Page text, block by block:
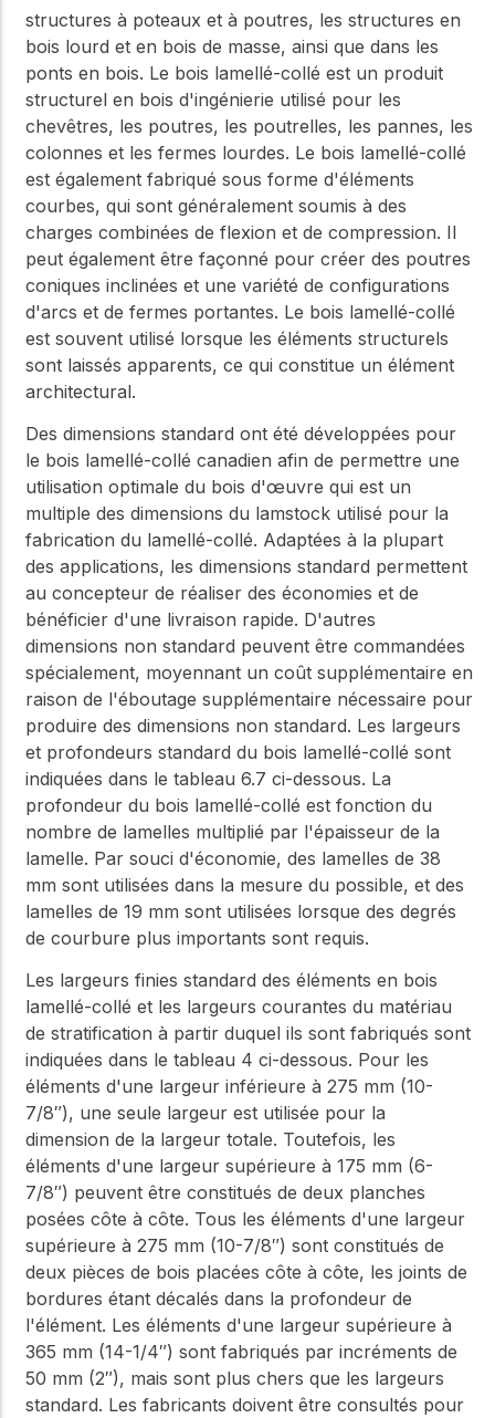
structures à poteaux et à poutres, les structures en
bois lourd et en bois de masse, ainsi que dans les
ponts en bois. Le bois lamellé-collé est un produit
structurel en bois d'ingénierie utilisé pour les
chevêtres, les poutres, les poutrelles, les pannes, les
colonnes et les fermes lourdes. Le bois lamellé-collé
est également fabriqué sous forme d'éléments
courbes, qui sont généralement soumis à des
charges combinées de flexion et de compression. Il
peut également être façonné pour créer des poutres
coniques inclinées et une variété de configurations
d'arcs et de fermes portantes. Le bois lamellé-collé
est souvent utilisé lorsque les éléments structurels
sont laissés apparents, ce qui constitue un élément
architectural.
Des dimensions standard ont été développées pour
le bois lamellé-collé canadien afin de permettre une
utilisation optimale du bois d'œuvre qui est un
multiple des dimensions du lamstock utilisé pour la
fabrication du lamellé-collé. Adaptées à la plupart
des applications, les dimensions standard permettent
au concepteur de réaliser des économies et de
bénéficier d'une livraison rapide. D'autres
dimensions non standard peuvent être commandées
spécialement, moyennant un coût supplémentaire en
raison de l'éboutage supplémentaire nécessaire pour
produire des dimensions non standard. Les largeurs
et profondeurs standard du bois lamellé-collé sont
indiquées dans le tableau 6.7 ci-dessous. La
profondeur du bois lamellé-collé est fonction du
nombre de lamelles multiplié par l'épaisseur de la
lamelle. Par souci d'économie, des lamelles de 38
mm sont utilisées dans la mesure du possible, et des
lamelles de 19 mm sont utilisées lorsque des degrés
de courbure plus importants sont requis.
Les largeurs finies standard des éléments en bois
lamellé-collé et les largeurs courantes du matériau
de stratification à partir duquel ils sont fabriqués sont
indiquées dans le tableau 4 ci-dessous. Pour les
éléments d'une largeur inférieure à 275 mm (10-
7/8″), une seule largeur est utilisée pour la
dimension de la largeur totale. Toutefois, les
éléments d'une largeur supérieure à 175 mm (6-
7/8″) peuvent être constitués de deux planches
posées côte à côte. Tous les éléments d'une largeur
supérieure à 275 mm (10-7/8″) sont constitués de
deux pièces de bois placées côte à côte, les joints de
bordures étant décalés dans la profondeur de
l'élément. Les éléments d'une largeur supérieure à
365 mm (14-1/4″) sont fabriqués par incréments de
50 mm (2″), mais sont plus chers que les largeurs
standard. Les fabricants doivent être consultés pour